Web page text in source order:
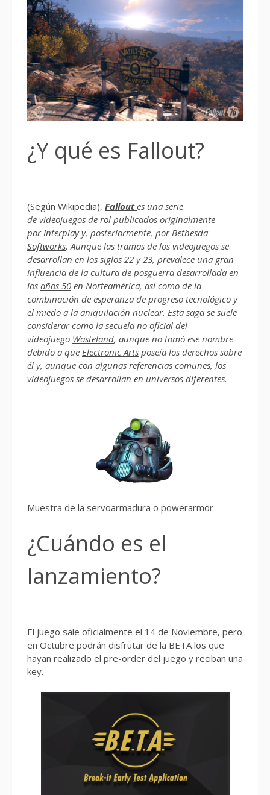
¿Y qué es Fallout?
(Según Wikipedia), Fallout es una serie
de videojuegos de rol publicados originalmente
porInterplayy, posteriormente, porBethesda
Softworks. Aunque las tramas de los videojuegos se
desarrollan en los siglos 22 y 23, prevalece una gran
influencia de la cultura de posguerra desarrollada en
los años 50 en Norteamérica, así como de la
combinación de esperanza de progreso tecnológico y
el miedo a la aniquilación nuclear. Esta saga se suele
considerar como la secuela no oficial del
videojuego Wasteland, aunque no tomó ese nombre
debido a que Electronic Arts poseía los derechos sobre
él y, aunque con algunas referencias comunes, los
videojuegos se desarrollan en universos diferentes.
Muestra de la servoarmadura o powerarmor
¿Cuándo es el
lanzamiento?
El juego sale oficialmente el 14 de Noviembre, pero
en Octubre podrán disfrutar de la BETA los que
hayan realizado el pre-order del juego y reciban una
key.